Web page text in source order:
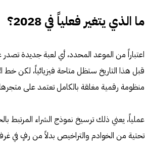
ما الذي يتغير فعلياً في 2028؟
اعتباراً من الموعد المحدد، أي لعبة جديدة
قبل هذا التاريخ ستظل متاحة فيزيائياً، لكن خط
منظومة رقمية مغلقة بالكامل تعتمد على متجرها
عملياً، يعني ذلك ترسيخ نموذج الشراء المرتبط
تحتية من الخوادم والتراخيص بدلاً من رفٍ في